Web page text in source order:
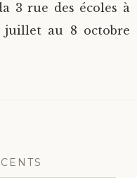
3 rue des écoles à
juillet au 8 octobre